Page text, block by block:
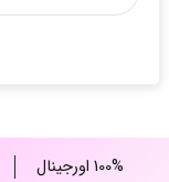
100% اورجینال